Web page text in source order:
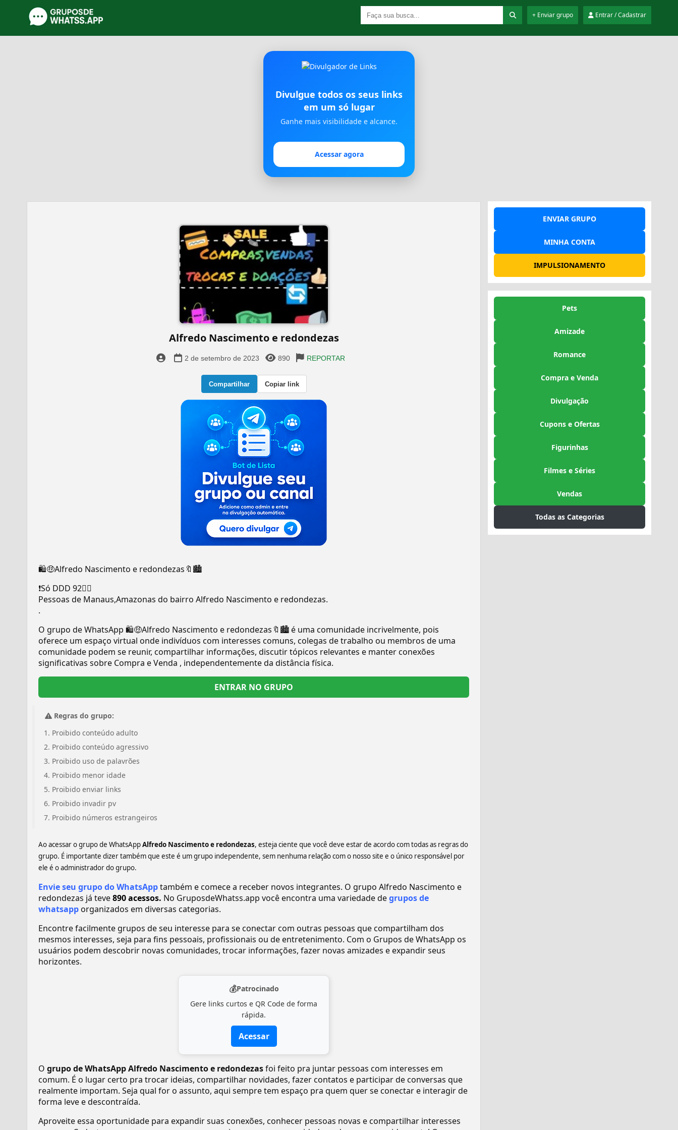
Entrar / Cadastrar
+ Enviar grupo
Divulgue todos os seus links
em um só lugar
Ganhe mais visibilidade e alcance.
Acessar agora
️Alfredo Nascimento e redondezas️
2 de setembro de 2023 890 REPORTAR
Compartilhar Copiar link
🛍️🤑Alfredo Nascimento e redondezas🔖🏙️
❗Só DDD 92👍🏻
Pessoas de Manaus,Amazonas do bairro Alfredo Nascimento e redondezas.
.
O grupo de WhatsApp 🛍️🤑Alfredo Nascimento e redondezas🔖🏙️ é uma comunidade incrivelmente, pois
oferece um espaço virtual onde indivíduos com interesses comuns, colegas de trabalho ou membros de uma
comunidade podem se reunir, compartilhar informações, discutir tópicos relevantes e manter conexões
significativas sobre Compra e Venda , independentemente da distância física.
ENTRAR NO GRUPO
Regras do grupo:
Proibido conteúdo adulto
Proibido conteúdo agressivo
Proibido uso de palavrões
Proibido menor idade
Proibido enviar links
Proibido invadir pv
Proibido números estrangeiros
Ao acessar o grupo de WhatsApp️Alfredo Nascimento e redondezas️, esteja ciente que você deve estar de acordo com todas as regras do
grupo. É importante dizer também que este é um grupo independente, sem nenhuma relação com o nosso site e o único responsável por
ele é o administrador do grupo.
Envie seu grupo do WhatsApptambém e comece a receber novos integrantes. O grupo ️Alfredo Nascimento e
redondezas️ já teve890 acessos. No GruposdeWhatss.app você encontra uma variedade degrupos de
whatsapporganizados em diversas categorias.
Encontre facilmente grupos de seu interesse para se conectar com outras pessoas que compartilham dos
mesmos interesses, seja para fins pessoais, profissionais ou de entretenimento. Com o Grupos de WhatsApp os
usuários podem descobrir novas comunidades, trocar informações, fazer novas amizades e expandir seus
horizontes.
💰Patrocinado
Gere links curtos e QR Code de forma
rápida.
Acessar
O grupo de WhatsApp ️Alfredo Nascimento e redondezas️foi feito pra juntar pessoas com interesses em
comum. É o lugar certo pra trocar ideias, compartilhar novidades, fazer contatos e participar de conversas que
realmente importam. Seja qual for o assunto, aqui sempre tem espaço pra quem quer se conectar e interagir de
forma leve e descontraída.
Aproveite essa oportunidade para expandir suas conexões, conhecer pessoas novas e compartilhar interesses
ENVIAR GRUPO
MINHA CONTA
IMPULSIONAMENTO
Pets
Amizade
Romance
Compra e Venda
Divulgação
Cupons e Ofertas
Figurinhas
Filmes e Séries
Vendas
Todas as Categorias